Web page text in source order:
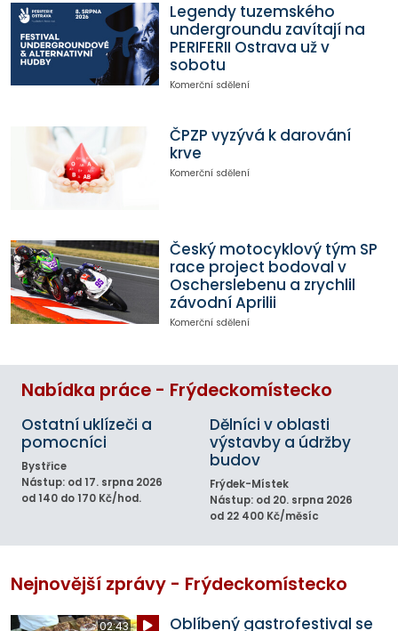
Legendy tuzemského
undergroundu zavítají na
PERIFERII Ostrava už v
sobotu
Komerční sdělení
ČPZP vyzývá k darování
krve
Komerční sdělení
Český motocyklový tým SP
race project bodoval v
Oscherslebenu a zrychlil
závodní Aprilii
Komerční sdělení
Nabídka práce - Frýdeckomístecko
Ostatní uklízeči a
pomocníci
Bystřice
Nástup: od 17. srpna 2026
od 140 do 170 Kč/hod.
Dělníci v oblasti
výstavby a údržby
budov
Frýdek-Místek
Nástup: od 20. srpna 2026
od 22 400 Kč/měsíc
Nejnovější zprávy - Frýdeckomístecko
02:43
Oblíbený gastrofestival se